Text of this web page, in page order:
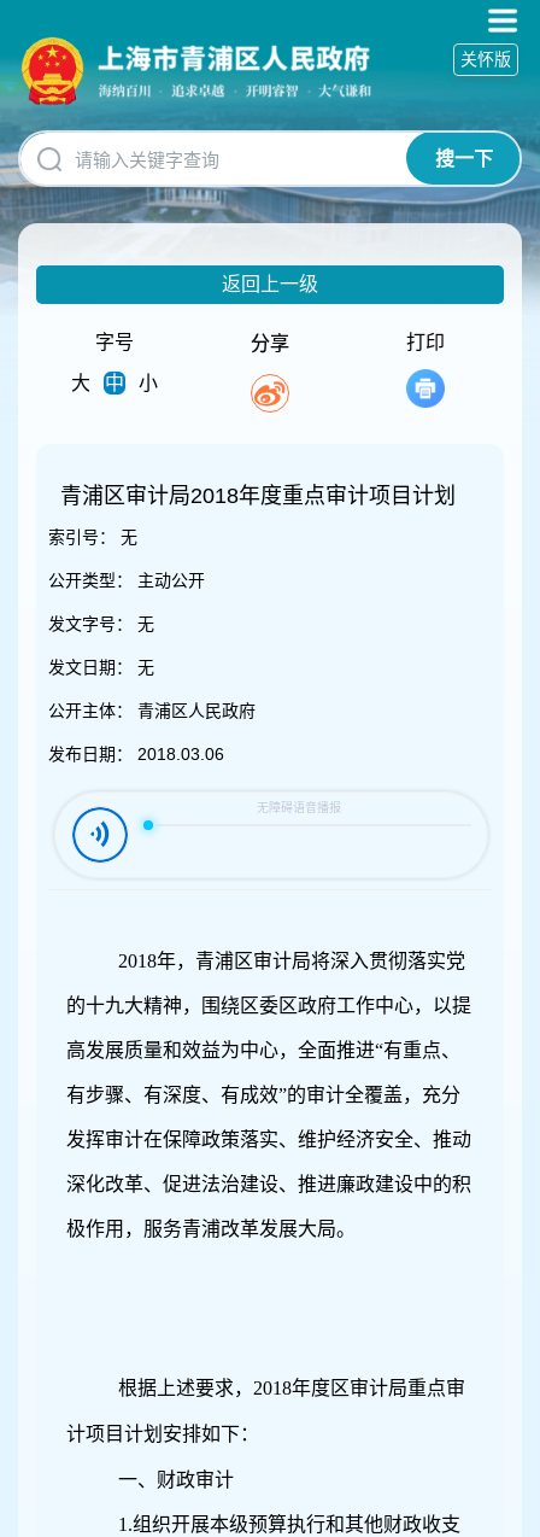
碍
操
明
跳
转
到
网
搜一下
关怀版
返回上一级
字号
大
中 小
分享 打印
青浦区审计局2018年度重点审计项目计划
索引号： 无
公开类型： 主动公开
发文字号： 无
发文日期： 无
公开主体： 青浦区人民政府
发布日期： 2018.03.06
2018年， 青浦区审计局将深入贯彻落实党
的十九大精神，围绕区委区政府工作中心，以提
高发展质量和效益为中心，全面推进“有重点、
有步骤、有深度、有成效”的审计全覆盖，充分
发挥审计在保障政策落实、维护经济安全、推动
深化改革、促进法治建设、推进廉政建设中的积
极作用，服务青浦改革发展大局。
根据上述要求， 2018年度区审计局重点审
计项目计划安排如下：
一、财政审计
1.组织开展本级预算执行和其他财政收支